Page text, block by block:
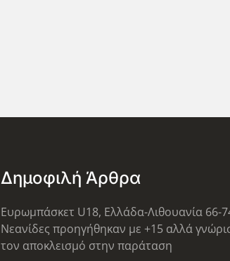
Δημοφιλή Άρθρα
Ευρωμπάσκετ U18, Ελλάδα-Λιθουανία 66-
Νεανίδες προηγήθηκαν με +15 αλλά
τον αποκλεισμό στην παράταση